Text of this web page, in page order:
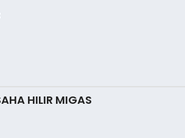
HILIR MIGAS